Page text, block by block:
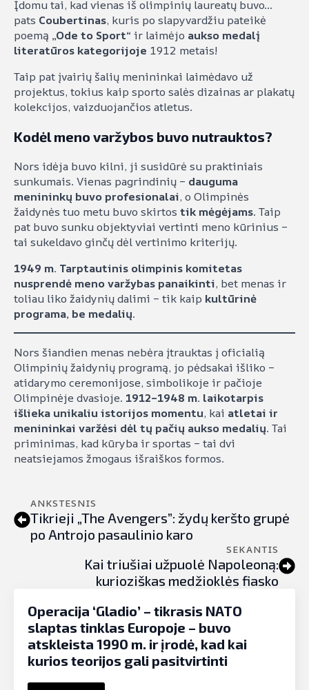
Įdomu tai, kad vienas iš olimpinių laureatų buvo…
pats Coubertinas, kuris po slapyvardžiu pateikė
poemą „Ode to Sport“ ir laimėjo aukso medalį
literatūros kategorijoje 1912 metais!
Taip pat įvairių šalių menininkai laimėdavo už
projektus, tokius kaip sporto salės dizainas ar plakatų
kolekcijos, vaizduojančios atletus.
Kodėl meno varžybos buvo nutrauktos?
Nors idėja buvo kilni, ji susidūrė su praktiniais
sunkumais. Vienas pagrindinių – dauguma
menininkų buvo profesionalai, o Olimpinės
žaidynės tuo metu buvo skirtos tik mėgėjams. Taip
pat buvo sunku objektyviai vertinti meno kūrinius –
tai sukeldavo ginčų dėl vertinimo kriterijų.
1949 m. Tarptautinis olimpinis komitetas
nusprendė meno varžybas panaikinti, bet menas ir
toliau liko žaidynių dalimi – tik kaip kultūrinė
programa, be medalių.
Nors šiandien menas nebėra įtrauktas į oficialią
Olimpinių žaidynių programą, jo pėdsakai išliko –
atidarymo ceremonijose, simbolikoje ir pačioje
Olimpinėje dvasioje. 1912–1948 m. laikotarpis
išlieka unikaliu istorijos momentu, kai atletai ir
menininkai varžėsi dėl tų pačių aukso medalių. Tai
priminimas, kad kūryba ir sportas – tai dvi
neatsiejamos žmogaus išraiškos formos.
ANKSTESNIS
Tikrieji „The Avengers”: žydų keršto grupė
po Antrojo pasaulinio karo
SEKANTIS
Kai triušiai užpuolė Napoleoną:
kurioziškas medžioklės fiasko
Operacija ‘Gladio’ – tikrasis NATO
slaptas tinklas Europoje – buvo
atskleista 1990 m. ir įrodė, kad kai
kurios teorijos gali pasitvirtinti